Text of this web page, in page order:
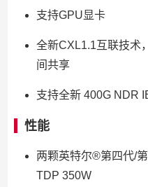
支持GPU显卡
全新CXL1.1互联技术
间共享
支持全新 400G NDR
性能
两颗英特尔®第四代/
TDP 350W